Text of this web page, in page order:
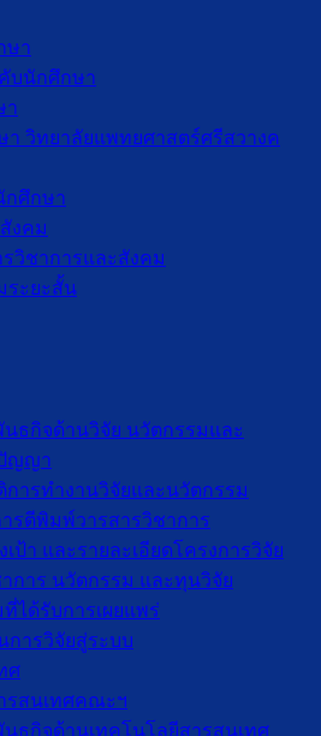
ษา
บนักศึกษา
า
วิทยาลัยแพทยศาสตร์ศรีสวางค
กศึกษา
งคม
วิชาการและสังคม
ระยะสั้น
ธกิจด้านวิจัย นวัตกรรมและ
ญญา
ารทำงานวิจัยและนวัตกรรม
รตีพิมพ์วารสารวิชาการ
เป้า และรายละเอียดโครงการวิจัย
การ นวัตกรรม และทุนวิจัย
ได้รับการเผยแพร่
การวิจัยสู่ระบบ
ศ
รสนเทศคณะฯ
ธกิจด้านเทคโนโลยีสารสนเทศ